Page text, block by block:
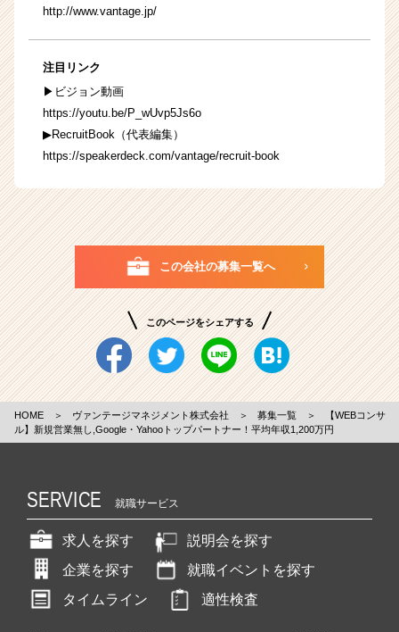
http://www.vantage.jp/
注目リンク
▶ビジョン動画
https://youtu.be/P_wUvp5Js6o
▶RecruitBook（代表編集）
https://speakerdeck.com/vantage/recruit-book
この会社の募集一覧へ
このページをシェアする
HOME ＞ ヴァンテージマネジメント株式会社 ＞ 募集一覧 ＞
【WEBコンサ
ル】新規営業無し,Google・Yahooトップパートナー！平均年収1,200万円
SERVICE 就職サービス
求人を探す
説明会を探す
企業を探す
就職イベントを探す
タイムライン
適性検査